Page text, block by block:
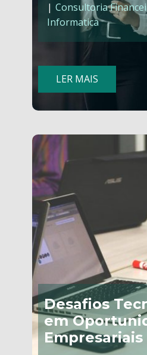
Consultoria
Informatica
LER MAIS
Desafios
em
Empresariais